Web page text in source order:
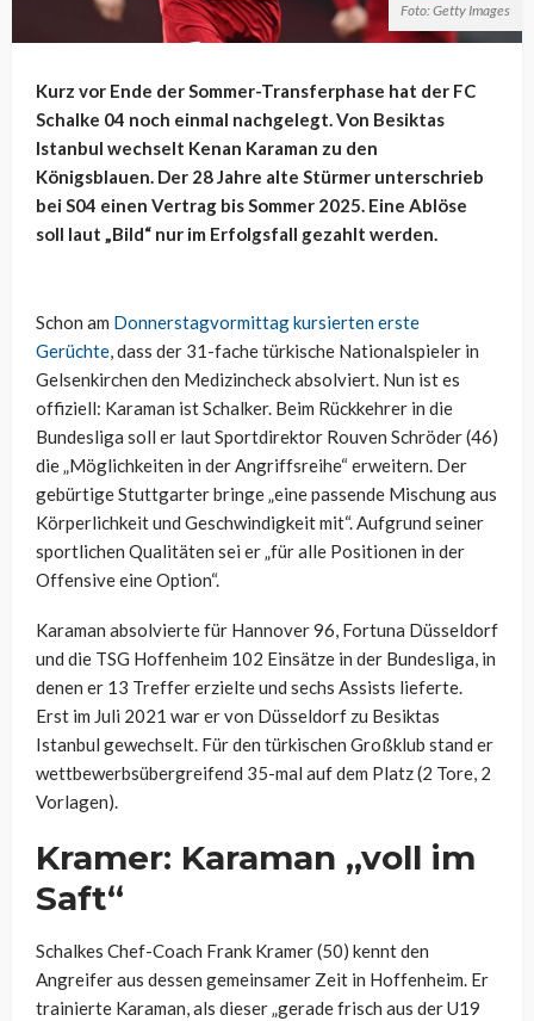
Foto: Getty Images
Kurz vor Ende der Sommer-Transferphase hat der FC
Schalke 04 noch einmal nachgelegt. Von Besiktas
Istanbul wechselt Kenan Karaman zu den
Königsblauen. Der 28 Jahre alte Stürmer unterschrieb
bei S04 einen Vertrag bis Sommer 2025. Eine Ablöse
soll laut „Bild“ nur im Erfolgsfall gezahlt werden.
Schon am Donnerstagvormittag kursierten erste
Gerüchte, dass der 31-fache türkische Nationalspieler in
Gelsenkirchen den Medizincheck absolviert. Nun ist es
offiziell: Karaman ist Schalker. Beim Rückkehrer in die
Bundesliga soll er laut Sportdirektor Rouven Schröder (46)
die „Möglichkeiten in der Angriffsreihe“ erweitern. Der
gebürtige Stuttgarter bringe „eine passende Mischung aus
Körperlichkeit und Geschwindigkeit mit“. Aufgrund seiner
sportlichen Qualitäten sei er „für alle Positionen in der
Offensive eine Option“.
Karaman absolvierte für Hannover 96, Fortuna Düsseldorf
und die TSG Hoffenheim 102 Einsätze in der Bundesliga, in
denen er 13 Treffer erzielte und sechs Assists lieferte.
Erst im Juli 2021 war er von Düsseldorf zu Besiktas
Istanbul gewechselt. Für den türkischen Großklub stand er
wettbewerbsübergreifend 35-mal auf dem Platz (2 Tore, 2
Vorlagen).
Kramer: Karaman „voll im
Saft“
Schalkes Chef-Coach Frank Kramer (50) kennt den
Angreifer aus dessen gemeinsamer Zeit in Hoffenheim. Er
trainierte Karaman, als dieser „gerade frisch aus der U19